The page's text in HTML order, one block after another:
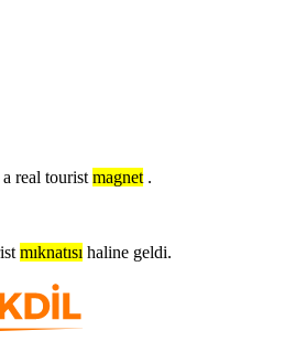
real tourist magnet .
mıknatısı haline geldi.